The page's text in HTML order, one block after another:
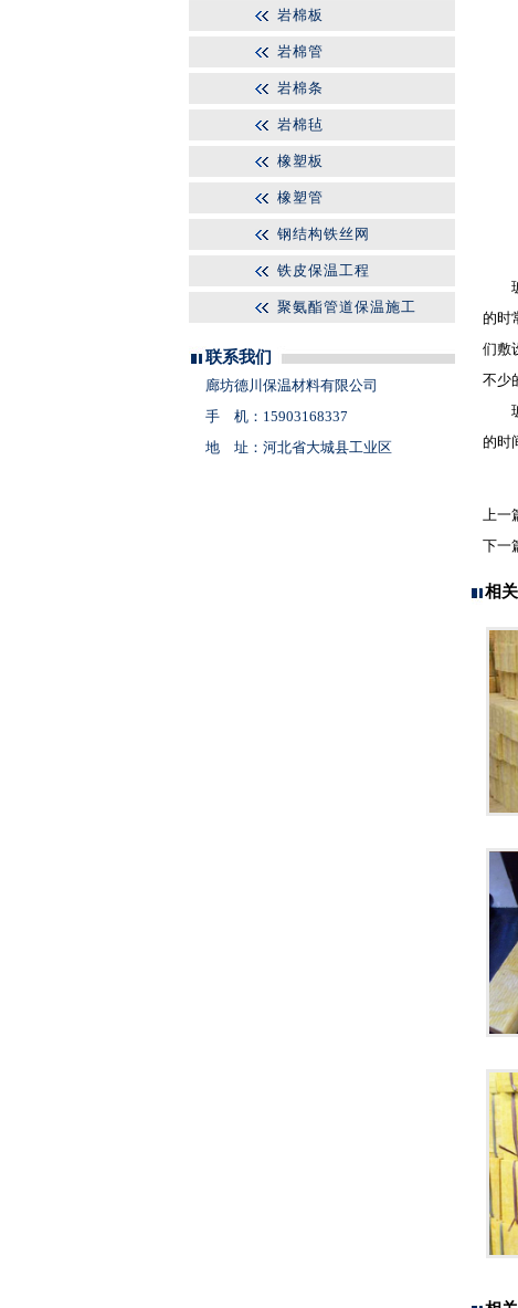
岩棉板
岩棉管
岩棉条
岩棉毡
橡塑板
橡塑管
钢结构铁丝网
铁皮保温工程
聚氨酯管道保温施工
联系我们
廊坊德川保温材料有限公司
手 机：15903168337
地 址：河北省大城县工业区
的时
们敷
不少
的时
上一
下一
相